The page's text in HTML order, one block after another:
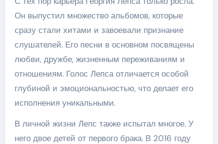
Он выпустил множество альбомов, которые
сразу стали хитами и завоевали признание
слушателей. Его песни в основном посвящены
любви, дружбе, жизненным переживаниям и
отношениям. Голос Лепса отличается особой
глубиной и эмоциональностью, что делает его
исполнения уникальными.
В личной жизни Лепс также испытал многое. У
него двое детей от первого брака. В 2016 году